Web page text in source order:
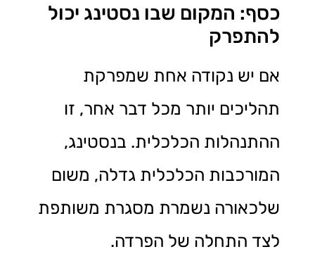
כסף: המקום שבו נסטינג יכול
להתפרק
אם יש נקודה אחת שמפרקת
תהליכים יותר מכל דבר אחר, זו
ההתנהלות הכלכלית. בנסטינג,
המורכבות הכלכלית גדלה, משום
שלכאורה נשמרת מסגרת משותפת
לצד התחלה של הפרדה.